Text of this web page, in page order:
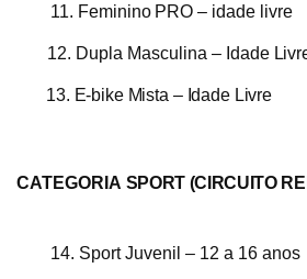
11. Feminino PRO – idade livre
12. Dupla Masculina – Idade
13. E-bike Mista – Idade Livre
CATEGORIA SPORT (CIRCUITO
14. Sport Juvenil – 12 a 16 anos